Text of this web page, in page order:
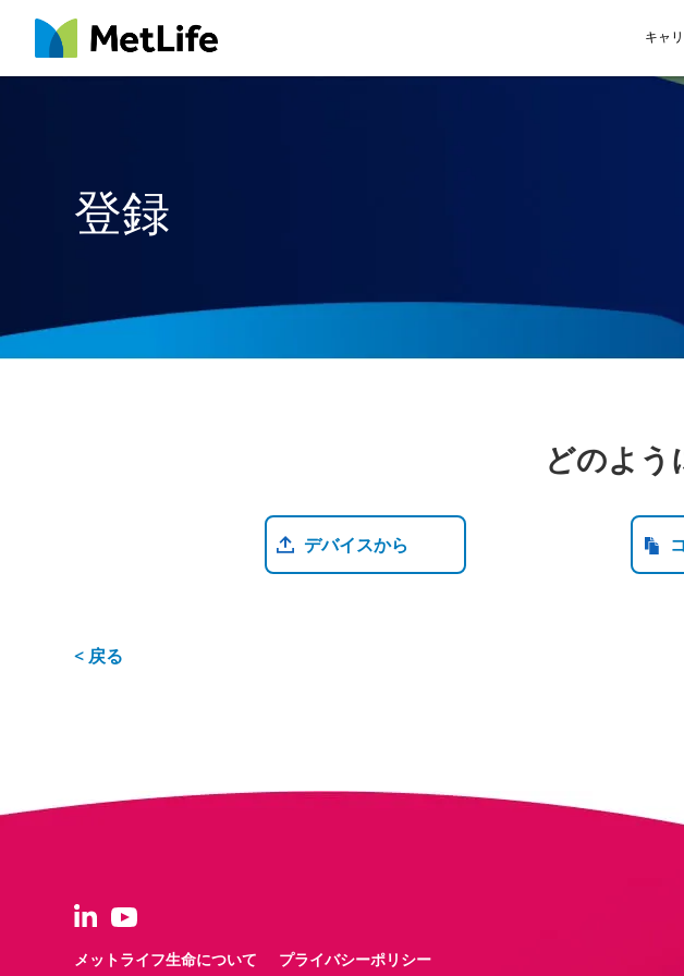
MetLife キャ
登録
どのよう
デバイスから
履歴書ファイルをアップロードする
< 戻る
メットライフ生命について プライバシーポリシー